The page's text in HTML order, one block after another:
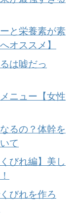
と栄養素が素
オススメ】
は嘘だっ
ニュー【女性
るの？体幹を
て
びれ編】美し
びれを作ろ